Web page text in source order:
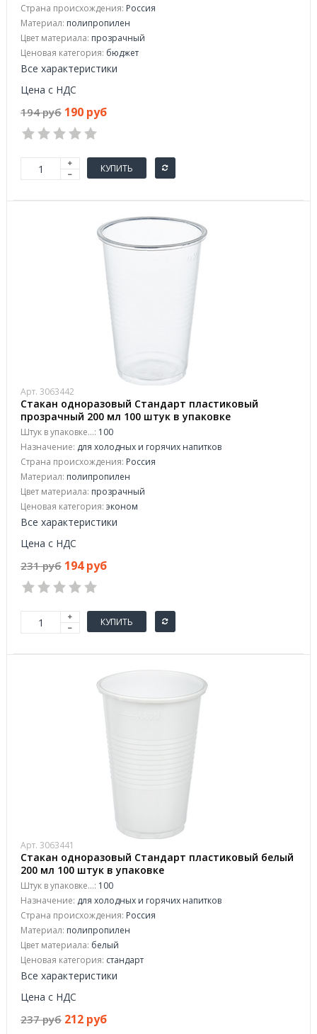
Страна происхождения: Россия
Материал: полипропилен
Цвет материала: прозрачный
Ценовая категория: бюджет
Все характеристики
Цена с НДС
194 руб 190 руб
КУПИТЬ
Арт. 3063442
Стакан одноразовый Стандарт пластиковый
прозрачный 200 мл 100 штук в упаковке
Штук в упаковке...: 100
Назначение: для холодных и горячих напитков
Страна происхождения: Россия
Материал: полипропилен
Цвет материала: прозрачный
Ценовая категория: эконом
Все характеристики
Цена с НДС
231 руб 194 руб
КУПИТЬ
Арт. 3063441
Стакан одноразовый Стандарт пластиковый белый
200 мл 100 штук в упаковке
Штук в упаковке...: 100
Назначение: для холодных и горячих напитков
Страна происхождения: Россия
Материал: полипропилен
Цвет материала: белый
Ценовая категория: стандарт
Все характеристики
Цена с НДС
237 руб 212 руб